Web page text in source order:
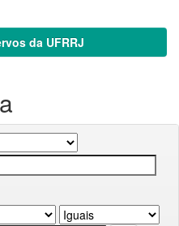
da UFRRJ